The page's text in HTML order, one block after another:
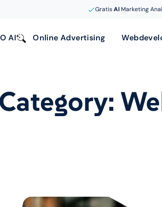
GratisAIMarketing
AI Online Advertising